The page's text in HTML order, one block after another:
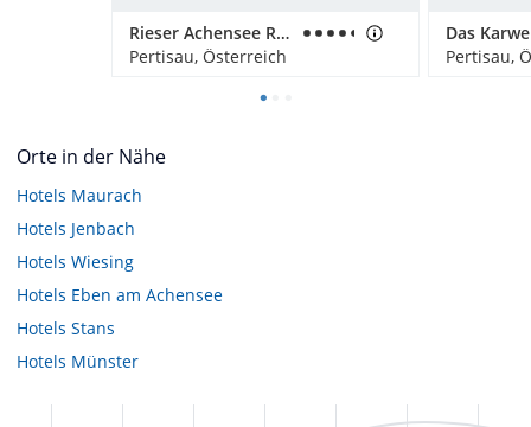
Rieser Achensee Resort
Pertisau, Österreich
Pertisau,
Orte in der Nähe
Hotels Maurach
Hotels Jenbach
Hotels Wiesing
Hotels Eben am Achensee
Hotels Stans
Hotels Münster